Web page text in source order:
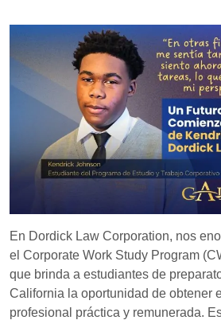
En Dordick Law Corporation, nos
el Corporate Work Study Program
que brinda a estudiantes de
California la oportunidad de obtener
profesional práctica y remunerada.